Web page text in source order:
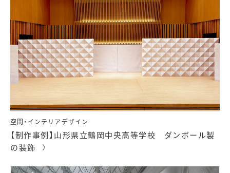
空間・インテリアデザイン
【制作事例】山形県立鶴岡中央高等学校 ダンボール製
の装飾